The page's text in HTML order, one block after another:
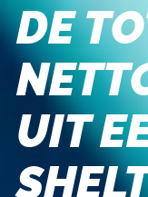
DE
UIT